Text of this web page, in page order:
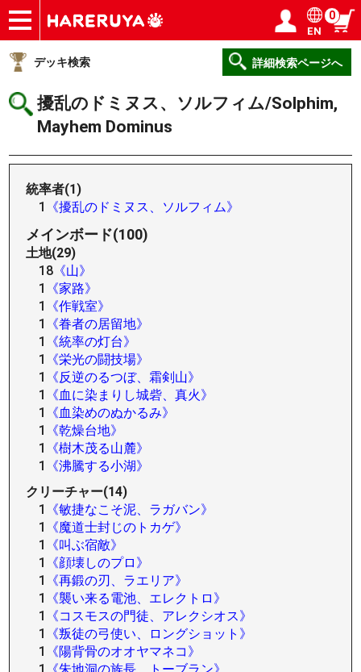
ショップ
買取
記事
デッキ検索
デッキ構築
選手一覧
店舗一覧
イベント
ヘルプ
お問い合わせ ログイン／会員登録
EN
0
デッキ検索 詳細検索ページへ
擾乱のドミヌス、ソルフィム/Solphim,
Mayhem Dominus
統率者(1)
1
《擾乱のドミヌス、ソルフィム》
メインボード(100)
土地(29)
18 《山》
1
《家路》
1
《作戦室》
1
《眷者の居留地》
1
《統率の灯台》
1
《栄光の闘技場》
1
《反逆のるつぼ、霜剣山》
1
《血に染まりし城砦、真火》
1
《血染めのぬかるみ》
1
《乾燥台地》
1
《樹木茂る山麓》
1
《沸騰する小湖》
クリーチャー(14)
1
《敏捷なこそ泥、ラガバン》
1
《魔道士封じのトカゲ》
1
《叫ぶ宿敵》
1
《顔壊しのプロ》
1
《再鍛の刃、ラエリア》
1
《襲い来る電池、エレクトロ》
1
《コスモスの門徒、アレクシオス》
1
《叛徒の弓使い、ロングショット》
1
《陽背骨のオオヤマネコ》